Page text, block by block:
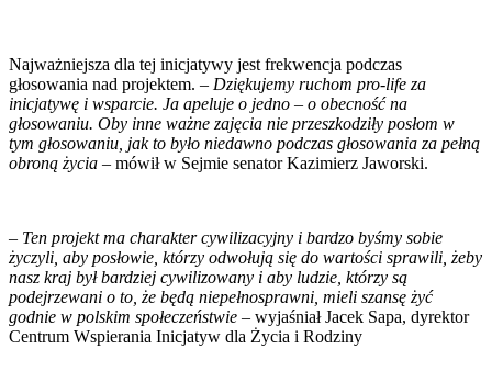
Najważniejsza dla tej inicjatywy jest frekwencja podczas
głosowania nad projektem. – Dziękujemy ruchom pro-life za
inicjatywę i wsparcie. Ja apeluje o jedno – o obecność na
głosowaniu. Oby inne ważne zajęcia nie przeszkodziły posłom w
tym głosowaniu, jak to było niedawno podczas głosowania za pełną
obroną życia – mówił w Sejmie senator Kazimierz Jaworski.
– Ten projekt ma charakter cywilizacyjny i bardzo byśmy sobie
życzyli, aby posłowie, którzy odwołują się do wartości sprawili, żeby
nasz kraj był bardziej cywilizowany i aby ludzie, którzy są
podejrzewani o to, że będą niepełnosprawni, mieli szansę żyć
godnie w polskim społeczeństwie – wyjaśniał Jacek Sapa, dyrektor
Centrum Wspierania Inicjatyw dla Życia i Rodziny